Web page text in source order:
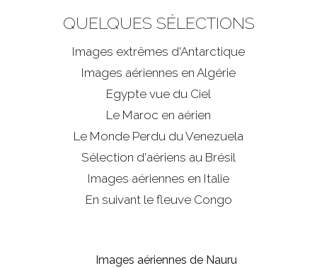
QUELQUES SÉLECTIONS
Images extrêmes d'Antarctique
Images aériennes en Algérie
Egypte vue du Ciel
Le Maroc en aérien
Le Monde Perdu du Venezuela
Sélection d'aériens au Brésil
Images aériennes en Italie
En suivant le fleuve Congo
Images aériennes de Nauru